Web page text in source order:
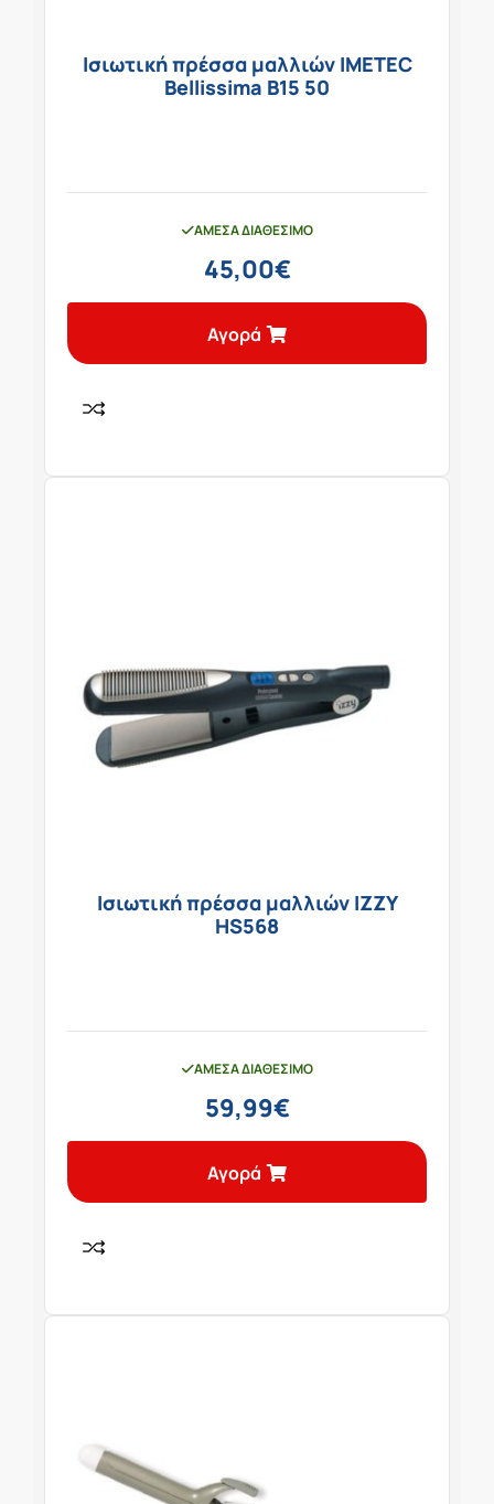
Ισιωτική πρέσσα μαλλιών IMETEC
Bellissima B15 50
ΆΜΕΣΑ ΔΙΑΘΈΣΙΜΟ
45,00€
Αγορά
Ισιωτική πρέσσα μαλλιών IZZY
HS568
ΆΜΕΣΑ ΔΙΑΘΈΣΙΜΟ
59,99€
Αγορά